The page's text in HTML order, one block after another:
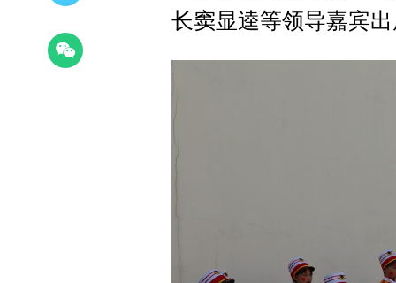
长窦显逵等领导嘉宾